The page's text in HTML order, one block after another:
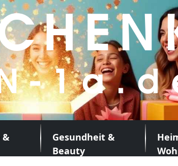
&
Gesundheit &
Beauty